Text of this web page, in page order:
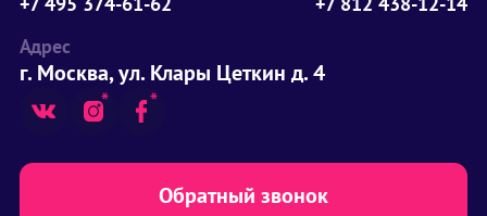
Адрес
г. Москва, ул. Клары Цеткин д. 4
Обратный звонок